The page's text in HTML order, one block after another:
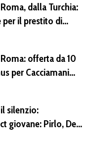
dalla Turchia:
il prestito di
Porto, il
offerta da 10
per Cacciamani
anche
silenzio:
giovane: Pirlo, De
Malagò mi ha